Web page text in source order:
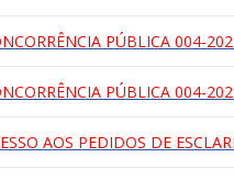
PÚBLICA 004-
PÚBLICA 004-
AOS PEDIDOS DE